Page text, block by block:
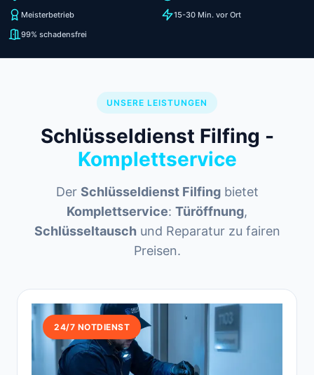
Meisterbetrieb
15-30 Min. vor Ort
99% schadensfrei
UNSERE LEISTUNGEN
Schlüsseldienst Filfing -
Komplettservice
Der Schlüsseldienst Filfingbietet
Komplettservice: Türöffnung,
Schlüsseltauschund Reparatur zu fairen
Preisen.
24/7 NOTDIENST